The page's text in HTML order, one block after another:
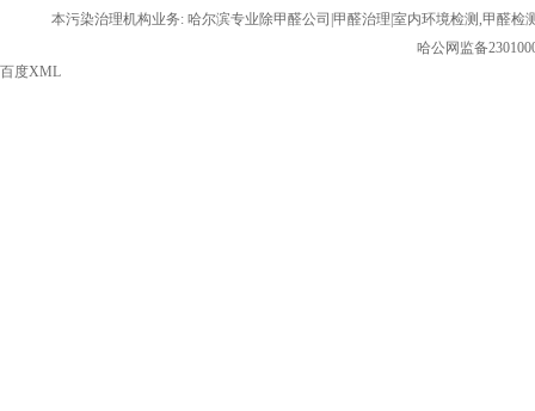
本污染治理机构业务: 哈尔滨专业除甲醛公司|甲醛治理|室内环境检测,甲醛
哈公网监备
百度XML